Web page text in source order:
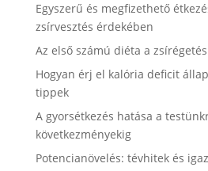
Egyszerű és megfizethető
zsírvesztés érdekében
Az első számú diéta a
Hogyan érj el kalória deficit
tippek
A gyorsétkezés hatása a
következményekig
Potencianövelés: tévhitek és